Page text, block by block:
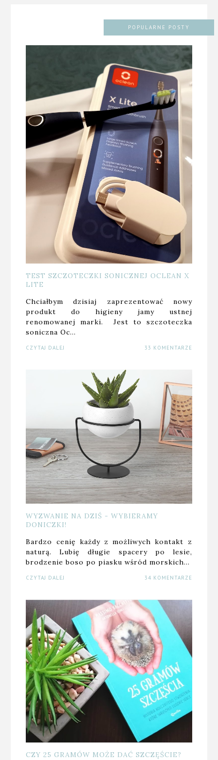
POPULARNE POSTY
TEST SZCZOTECZKI SONICZNEJ OCLEAN X
LITE
Chciałbym dzisiaj zaprezentować nowy
produkt do higieny jamy ustnej
renomowanej marki. Jest to szczoteczka
soniczna Oc…
CZYTAJ DALEJ 33 KOMENTARZE
WYZWANIE NA DZIŚ - WYBIERAMY
DONICZKI!
Bardzo cenię każdy z możliwych kontakt z
naturą. Lubię długie spacery po lesie,
brodzenie boso po piasku wśród morskich…
CZYTAJ DALEJ 34 KOMENTARZE
CZY 25 GRAMÓW MOŻE DAĆ SZCZĘŚCIE?